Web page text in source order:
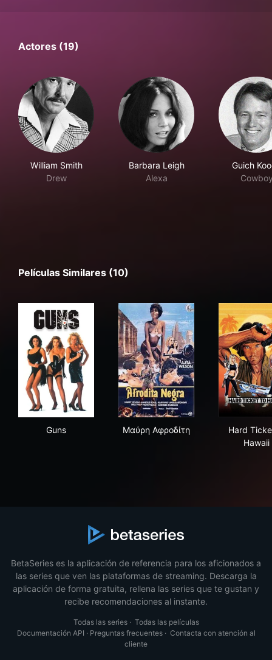
Actores (19)
William Smith
Drew
Barbara Leigh
Alexa
Guich
Películas Similares (10)
Guns Μαύρη Αφροδίτη
Hard
Hawaii
BetaSeries es la aplicación de referencia para los aficionados a
las series que ven las plataformas de streaming. Descarga la
aplicación de forma gratuita, rellena las series que te gustan y
recibe recomendaciones al instante.
Todas las series· Todas las películas
Documentación API · Preguntas frecuentes· Contacta con atención al
cliente